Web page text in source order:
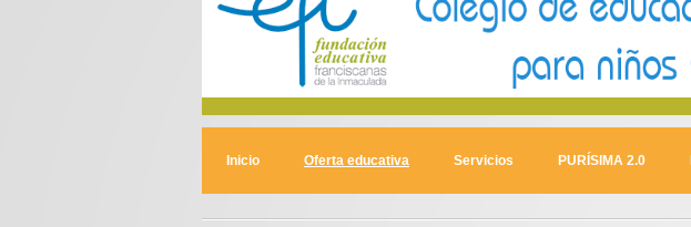
Inicio Oferta educativa Servicios PURÍSIMA 2.0